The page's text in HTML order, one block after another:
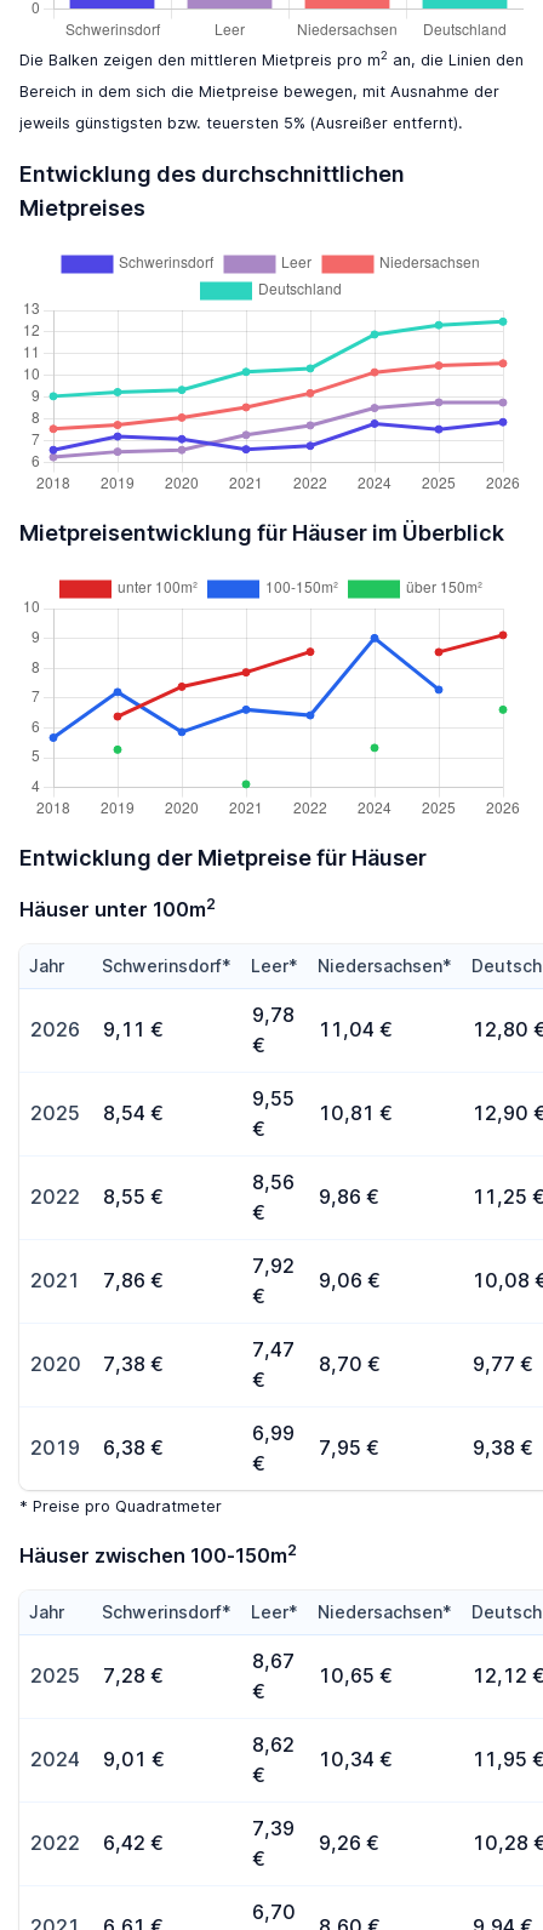
Die Balken zeigen den mittleren Mietpreis pro m2 an, die Linien den
Bereich in dem sich die Mietpreise bewegen, mit Ausnahme der
jeweils günstigsten bzw. teuersten 5% (Ausreißer entfernt).
Entwicklung des durchschnittlichen
Mietpreises
Mietpreisentwicklung für Häuser im Überblick
Entwicklung der Mietpreise für Häuser
Häuser unter 100m2
Jahr Schwerinsdorf* Leer* Niedersachsen*
2026 9,11 €
9,78
€
11,04 € 12,80
2025 8,54 €
9,55
€
10,81 € 12,90
2022 8,55 €
8,56
€
9,86 € 11,25
2021 7,86 €
7,92
€
9,06 € 10,08
2020 7,38 €
7,47
€
8,70 € 9,77 €
2019 6,38 €
6,99
€
7,95 € 9,38 €
* Preise pro Quadratmeter
Häuser zwischen 100-150m2
Jahr Schwerinsdorf* Leer* Niedersachsen*
2025 7,28 €
8,67
€
10,65 € 12,12
2024 9,01 €
8,62
€
10,34 € 11,95
2022 6,42 €
7,39
€
9,26 € 10,28
6,70